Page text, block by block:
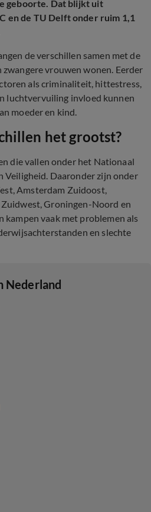
geboorte. Dat blijkt uit
en de TU Delft onder ruim 1,1
de verschillen samen met de
vrouwen wonen. Eerder
als criminaliteit, hittestress,
luchtvervuiling invloed kunnen
moeder en kind.
het grootst?
die vallen onder het Nationaal
Veiligheid. Daaronder zijn onder
Amsterdam Zuidoost,
Groningen-Noord en
kampen vaak met problemen als
en slechte
Nederland